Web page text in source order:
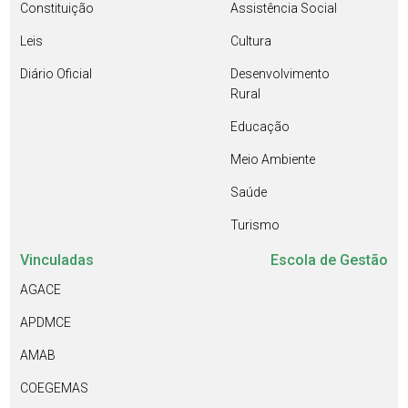
Constituição
Leis
Diário Oficial
Assistência Social
Cultura
Desenvolvimento
Rural
Educação
Meio Ambiente
Saúde
Turismo
Vinculadas
AGACE
APDMCE
AMAB
COEGEMAS
Escola de Gestão